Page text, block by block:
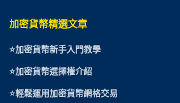
加密貨幣精選文章
⭐加密貨幣新手入門教學
⭐加密貨幣選擇權介紹
⭐輕鬆運用加密貨幣網格交易